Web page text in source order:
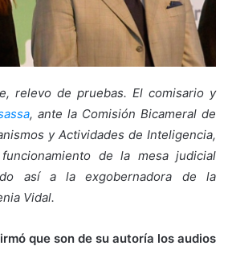
relevo de pruebas. El comisario y
, ante la Comisión Bicameral de
y Actividades de Inteligencia,
de la mesa judicial
así a la exgobernadora de la
Vidal.
que son de su autoría los audios